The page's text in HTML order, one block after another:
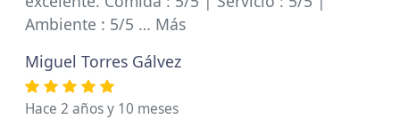
Ambiente : 5/5 … Más
Miguel Torres Gálvez
Hace 2 años y 10 meses